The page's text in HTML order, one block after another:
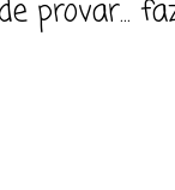
provar...